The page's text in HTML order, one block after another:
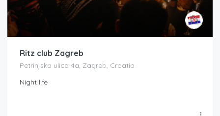
Ritz club Zagreb
Petrinjska ulica 4a, Zagreb, Croatia
Night life